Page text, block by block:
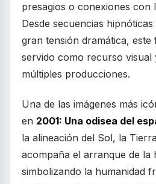
presagios o conexiones con
Desde secuencias
gran tensión dramática, este
servido como recurso visual
múltiples producciones.
Una de las imágenes más
en 2001: Una odisea del
la alineación del Sol, la
acompaña el arranque de la
simbolizando la humanidad